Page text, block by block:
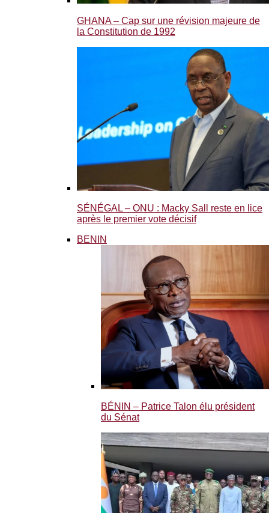
GHANA – Cap sur une révision majeure de
la Constitution de 1992
SÉNÉGAL – ONU : Macky Sall reste en lice
après le premier vote décisif
BENIN
BÉNIN – Patrice Talon élu président
du Sénat